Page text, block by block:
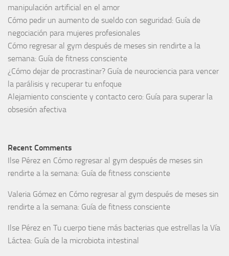
manipulación artificial en el amor
Cómo pedir un aumento de sueldo con seguridad: Guía de
negociación para mujeres profesionales
Cómo regresar al gym después de meses sin rendirte a la
semana: Guía de fitness consciente
¿Cómo dejar de procrastinar? Guía de neurociencia para vencer
la parálisis y recuperar tu enfoque
Alejamiento consciente y contacto cero: Guía para superar la
obsesión afectiva
Recent Comments
Ilse Pérez en Cómo regresar al gym después de meses sin
rendirte a la semana: Guía de fitness consciente
Valeria Gómez en Cómo regresar al gym después de meses sin
rendirte a la semana: Guía de fitness consciente
Ilse Pérez en Tu cuerpo tiene más bacterias que estrellas la Vía
Láctea: Guía de la microbiota intestinal